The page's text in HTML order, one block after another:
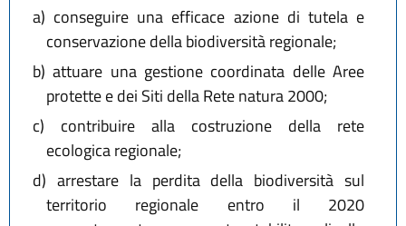
a) conseguire una efficace azione di tutela e
conservazione della biodiversità regionale;
b) attuare una gestione coordinata delle Aree
protette e dei Siti della Rete natura 2000;
c) contribuire alla costruzione della rete
ecologica regionale;
d) arrestare la perdita della biodiversità sul
territorio regionale entro il 2020